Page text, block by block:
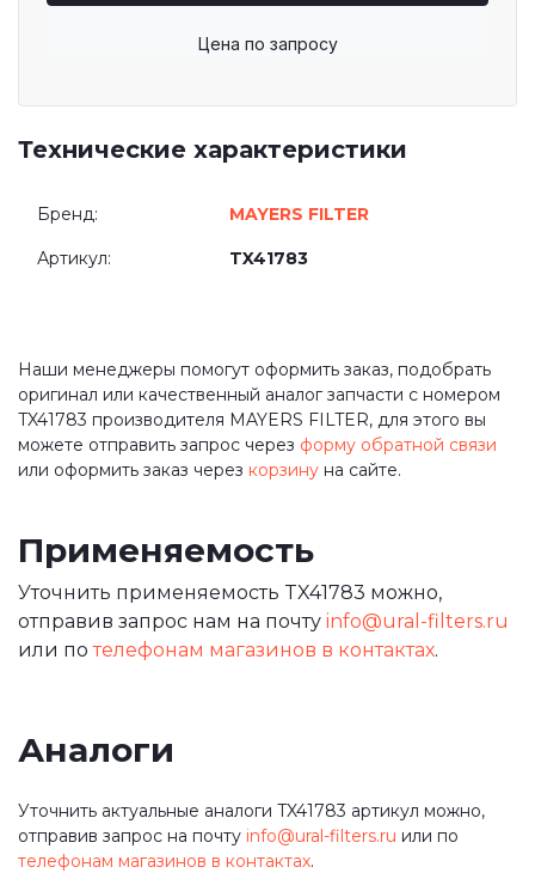
Цена по запросу
Технические характеристики
Бренд: MAYERS FILTER
Артикул: TX41783
Наши менеджеры помогут оформить заказ, подобрать
оригинал или качественный аналог запчасти с номером
TX41783 производителя MAYERS FILTER, для этого вы
можете отправить запрос через форму обратной связи
или оформить заказ через корзину на сайте.
Применяемость
Уточнить применяемость TX41783 можно,
отправив запрос нам на почту info@ural-filters.ru
или потелефонам магазинов в контактах.
Аналоги
Уточнить актуальные аналоги TX41783 артикул можно,
отправив запрос на почту info@ural-filters.ru или по
телефонам магазинов в контактах.